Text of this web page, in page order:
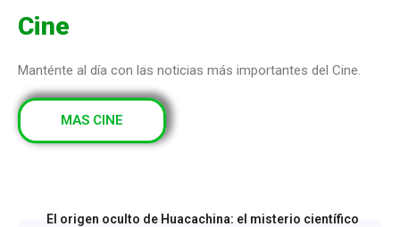
Cine
Manténte al día con las noticias más importantes del Cine.
MAS CINE
El origen oculto de Huacachina: el misterio científico